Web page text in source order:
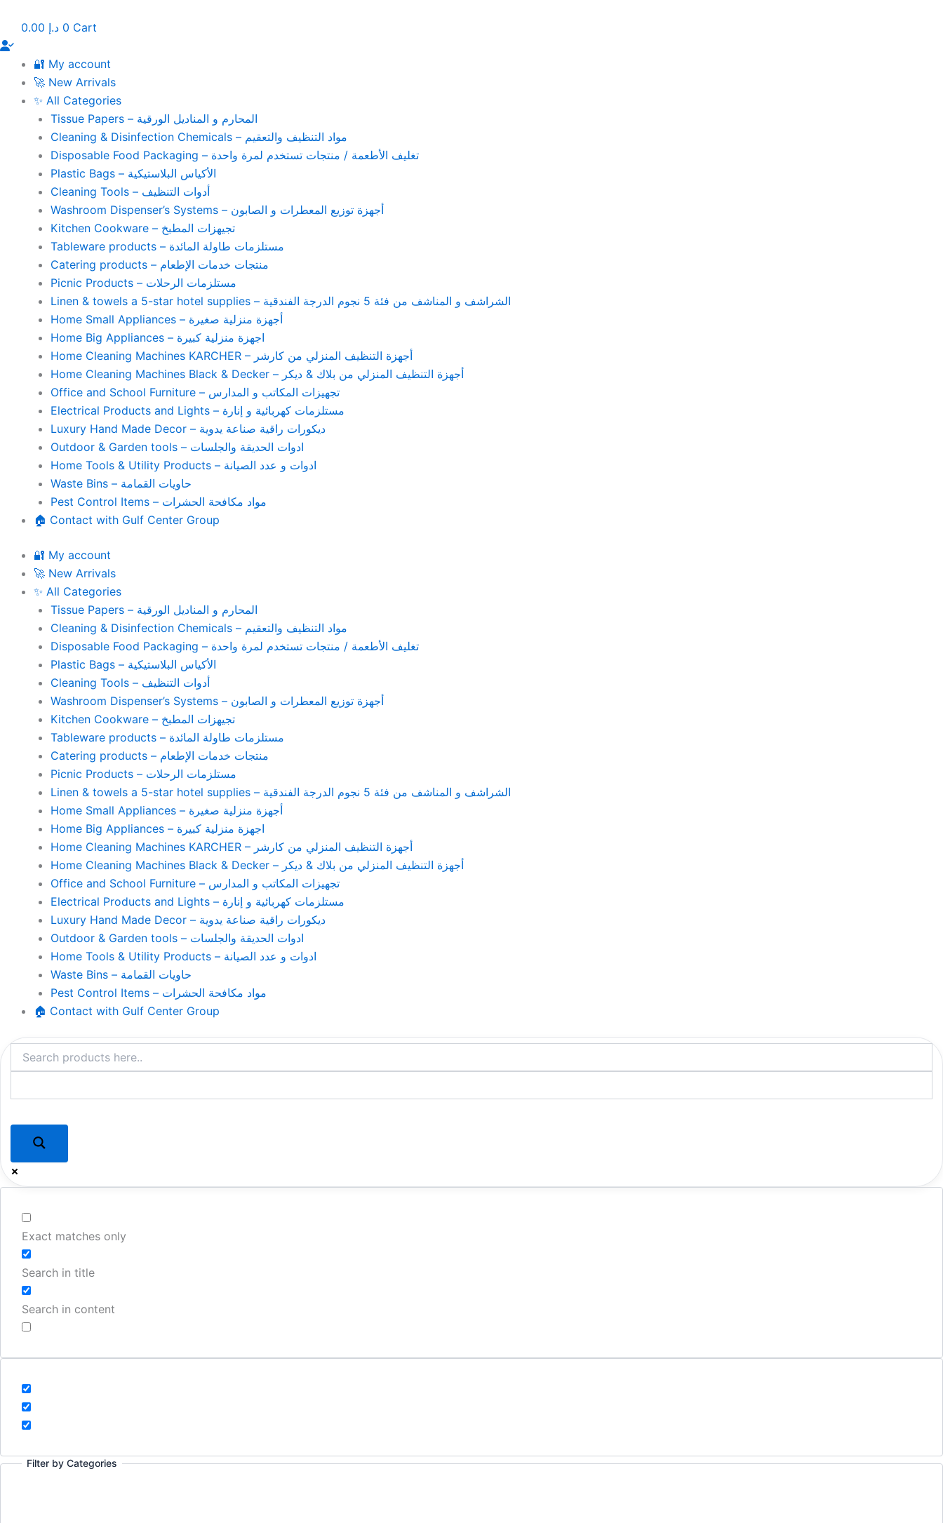
content
د.إ 0 Cart
🔐 My account
🚀 New Arrivals
✨ All Categories
Tissue Papers – المحارم و المناديل الورقية
Cleaning & Disinfection Chemicals – مواد التنظيف والتعقيم
Disposable Food Packaging – تغليف الأطعمة / منتجات تستخدم لمرة واحدة
Plastic Bags – الأكياس البلاستيكية
Cleaning Tools – أدوات التنظيف
Washroom Dispenser’s Systems – أجهزة توزيع المعطرات و الصابون
Kitchen Cookware – تجيهزات المطبخ
Tableware products – مستلزمات طاولة المائدة
Catering products – منتجات خدمات الإطعام
Picnic Products – مستلزمات الرحلات
Linen & towels a 5-star hotel supplies – الشراشف و المناشف من فئة 5 نجوم الدرجة الفندقية
Home Small Appliances – أجهزة منزلية صغيرة
Home Big Appliances – اجهزة منزلية كبيرة
Home Cleaning Machines KARCHER – أجهزة التنظيف المنزلي من كارشر
Home Cleaning Machines Black & Decker – أجهزة التنظيف المنزلي من بلاك & ديكر
Office and School Furniture – تجهيزات المكاتب و المدارس
Electrical Products and Lights – مستلزمات كهربائية و إنارة
Luxury Hand Made Decor – ديكورات راقية صناعة يدوية
Outdoor & Garden tools – ادوات الحديقة والجلسات
Home Tools & Utility Products – ادوات و عدد الصيانة
Waste Bins – حاويات القمامة
Pest Control Items – مواد مكافحة الحشرات
🏠 Contact with Gulf Center Group
🔐 My account
🚀 New Arrivals
✨ All Categories
Tissue Papers – المحارم و المناديل الورقية
Cleaning & Disinfection Chemicals – مواد التنظيف والتعقيم
Disposable Food Packaging – تغليف الأطعمة / منتجات تستخدم لمرة واحدة
Plastic Bags – الأكياس البلاستيكية
Cleaning Tools – أدوات التنظيف
Washroom Dispenser’s Systems – أجهزة توزيع المعطرات و الصابون
Kitchen Cookware – تجيهزات المطبخ
Tableware products – مستلزمات طاولة المائدة
Catering products – منتجات خدمات الإطعام
Picnic Products – مستلزمات الرحلات
Linen & towels a 5-star hotel supplies – الشراشف و المناشف من فئة 5 نجوم الدرجة الفندقية
Home Small Appliances – أجهزة منزلية صغيرة
Home Big Appliances – اجهزة منزلية كبيرة
Home Cleaning Machines KARCHER – أجهزة التنظيف المنزلي من كارشر
Home Cleaning Machines Black & Decker – أجهزة التنظيف المنزلي من بلاك & ديكر
Office and School Furniture – تجهيزات المكاتب و المدارس
Electrical Products and Lights – مستلزمات كهربائية و إنارة
Luxury Hand Made Decor – ديكورات راقية صناعة يدوية
Outdoor & Garden tools – ادوات الحديقة والجلسات
Home Tools & Utility Products – ادوات و عدد الصيانة
Waste Bins – حاويات القمامة
Pest Control Items – مواد مكافحة الحشرات
🏠 Contact with Gulf Center Group
Exact matches only
Search in title
Search in content
Filter by Categories